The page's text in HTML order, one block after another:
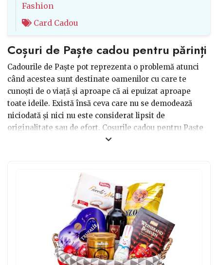
Fashion
Card Cadou
Coșuri de Paște cadou pentru părinți
Cadourile de Paște pot reprezenta o problemă atunci
când acestea sunt destinate oamenilor cu care te
cunoști de o viață și aproape că ai epuizat aproape
toate ideile. Există însă ceva care nu se demodează
niciodată și nici nu este considerat lipsit de
originalitate sau de efort. Coșurile cadou pentru Paște
ce conțin dulciurile sau alimentele preferate de cei
și împarte bucuria de a fi împreună cu orice ocazie dar
mai ales în situația unei sărbători atât de importante